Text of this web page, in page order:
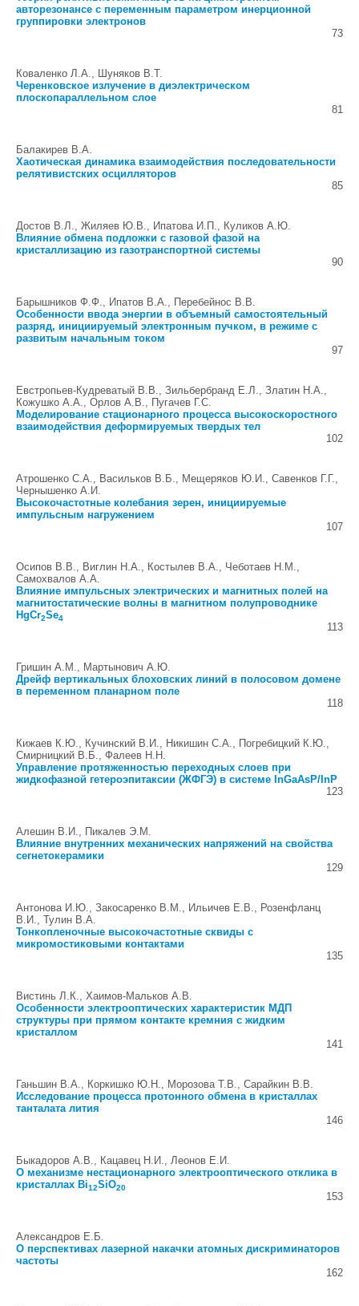
авторезонансе с переменным параметром инерционной
группировки электронов
73
Коваленко Л.А., Шуняков В.Т.
Черенковское излучение в диэлектрическом
плоскопараллельном слое
81
Балакирев В.А.
Хаотическая динамика взаимодействия последовательности
релятивистских осцилляторов
85
Достов В.Л., Жиляев Ю.В., Ипатова И.П., Куликов А.Ю.
Влияние обмена подложки с газовой фазой на
кристаллизацию из газотранспортной системы
90
Барышников Ф.Ф., Ипатов В.А., Перебейнос В.В.
Особенности ввода энергии в объемный самостоятельный
разряд, инициируемый электронным пучком, в режиме с
развитым начальным током
97
Евстропьев-Кудреватый В.В., Зильбербранд Е.Л., Златин Н.А.,
Кожушко А.А., Орлов А.В., Пугачев Г.С.
Моделирование стационарного процесса высокоскоростного
взаимодействия деформируемых твердых тел
102
Атрошенко С.А., Васильков В.Б., Мещеряков Ю.И., Савенков Г.Г.,
Чернышенко А.И.
Высокочастотные колебания зерен, инициируемые
импульсным нагружением
107
Осипов В.В., Виглин Н.А., Костылев В.А., Чеботаев Н.М.,
Самохвалов А.А.
Влияние импульсных электрических и магнитных полей на
магнитостатические волны в магнитном полупроводнике
HgCr2Se4
113
Гришин А.М., Мартынович А.Ю.
Дрейф вертикальных блоховских линий в полосовом домене
в переменном планарном поле
118
Кижаев К.Ю., Кучинский В.И., Никишин С.А., Погребицкий К.Ю.,
Смирницкий В.Б., Фалеев Н.Н.
Управление протяженностью переходных слоев при
жидкофазной гетероэпитаксии (ЖФГЭ) в системе InGaAsP/InP
123
Алешин В.И., Пикалев Э.М.
Влияние внутренних механических напряжений на свойства
сегнетокерамики
129
Антонова И.Ю., Закосаренко В.М., Ильичев Е.В., Розенфланц
В.И., Тулин В.А.
Тонкопленочные высокочастотные сквиды с
микромостиковыми контактами
135
Вистинь Л.К., Хаимов-Мальков А.В.
Особенности электрооптических характеристик МДП
структуры при прямом контакте кремния с жидким
кристаллом
141
Ганьшин В.А., Коркишко Ю.Н., Морозова Т.В., Сарайкин В.В.
Исследование процесса протонного обмена в кристаллах
танталата лития
146
Быкадоров А.В., Кацавец Н.И., Леонов Е.И.
О механизме нестационарного электрооптического отклика в
кристаллах Bi12SiO20
153
Александров Е.Б.
О перспективах лазерной накачки атомных дискриминаторов
частоты
162